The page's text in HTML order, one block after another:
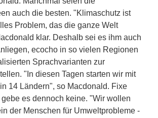
auch die besten. "Klimaschutz ist
Problem, das die ganze Welt
klar. Deshalb sei es ihm auch
ecocho in so vielen Regionen
Sprachvarianten zur
"In diesen Tagen starten wir mit
14 Ländern", so Macdonald. Fixe
es dennoch keine. "Wir wollen
der Menschen für Umweltprobleme -